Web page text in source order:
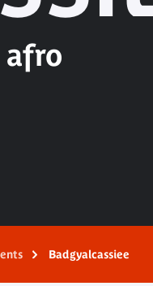
afro
Badgyalcassiee